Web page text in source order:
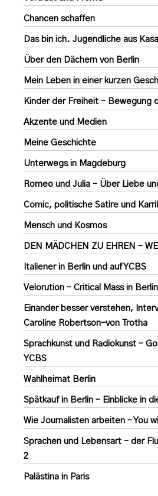
Chancen schaffen
Das bin ich. Jugendliche aus
Über den Dächern von Berlin
Mein Leben in einer kurzen
Kinder der Freiheit – Bewegung
Akzente und Medien
Meine Geschichte
Unterwegs in Magdeburg
Romeo und Julia – Über Liebe
Comic, politische Satire und
Mensch und Kosmos
DEN MÄDCHEN ZU EHREN –
Italiener in Berlin und auf YCBS
Velorution – Critical Mass in Berlin
Einander besser verstehen,
Caroline Robertson-von Trotha
Sprachkunst und Radiokunst –
YCBS
Wahlheimat Berlin
Spätkauf in Berlin – Einblicke in
Wie Journalisten arbeiten – You
Sprachen und Lebensart – der
2
Palästina in Paris